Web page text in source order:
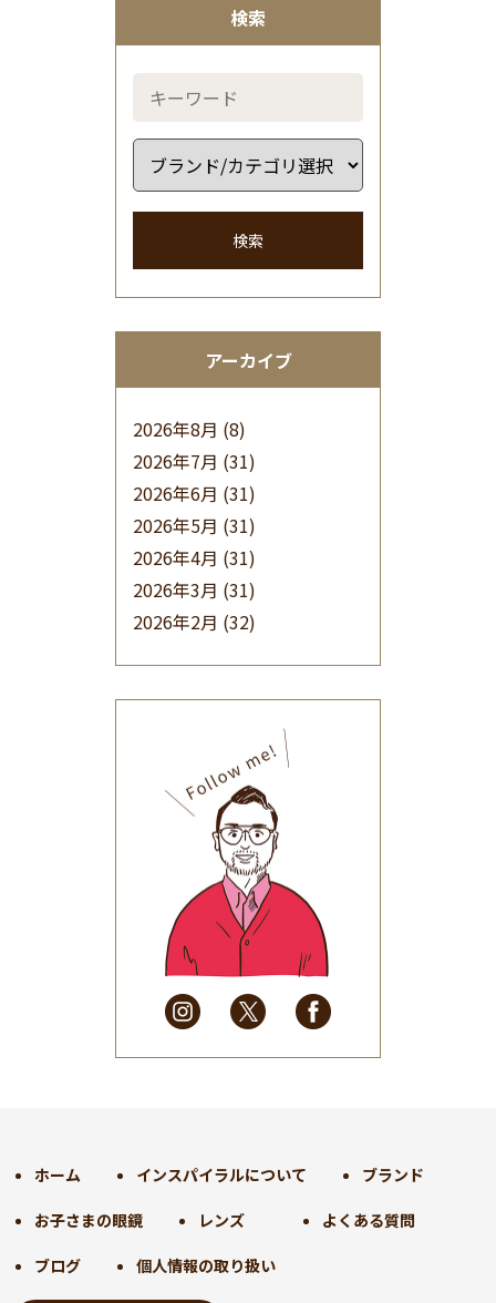
検索
検索
アーカイブ
2026年8月 (8)
2026年7月 (31)
2026年6月 (31)
2026年5月 (31)
2026年4月 (31)
2026年3月 (31)
2026年2月 (32)
(32)
2025年9月(30)
2025年8月(31)
2025年7月(37)
2025年6月(48)
2025年5月
(41)
2025年4月
(32)
2025年3月(31)
2025年2月
(28)
2024年9月(30)
2024年7月(31)
2024年6月(30)
2024年5月
ホーム インスパイラルについて ブランド
お子さまの眼鏡 レンズ よくある質問
ブログ 個人情報の取り扱い